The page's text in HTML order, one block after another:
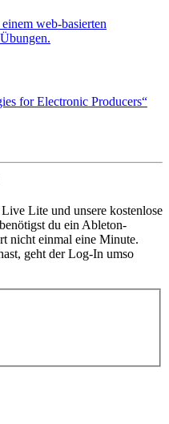
web-basierten
for Electronic Producers“
Lite und unsere kostenlose
du ein Ableton-
nicht einmal eine Minute.
geht der Log-In umso